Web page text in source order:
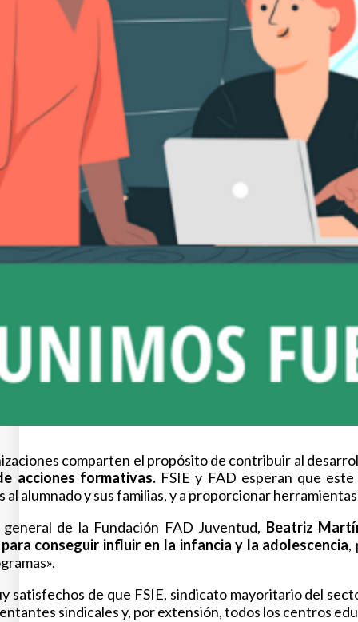
comparten el propósito de contribuir al
acciones formativas.FSIE y FAD esperan que
al alumnado y sus familias, y a proporcionar
de la Fundación FAD Juventud, Beatriz
conseguir influir en la infancia y la adolescencia,
satisfechos de que FSIE, sindicato mayoritario del
sindicales y, por extensión, todos los centros